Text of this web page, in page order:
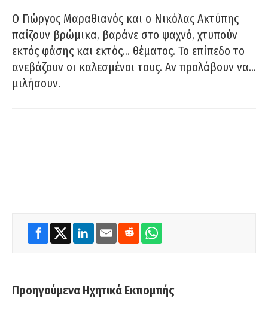
Ο Γιώργος Μαραθιανός και ο Νικόλας Ακτύπης
παίζουν βρώμικα, βαράνε στο ψαχνό, χτυπούν
εκτός φάσης και εκτός… θέματος. Το επίπεδο το
ανεβάζουν οι καλεσμένοι τους. Αν προλάβουν να…
μιλήσουν.
Προηγούμενα Ηχητικά Εκπομπής